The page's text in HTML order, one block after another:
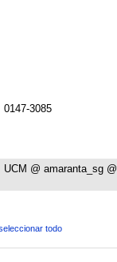
0147-3085
UCM @ amaranta_sg @
todo